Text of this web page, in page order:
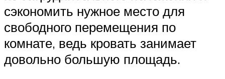
сэкономить нужное место для
свободного перемещения по
комнате, ведь кровать занимает
довольно большую площадь.